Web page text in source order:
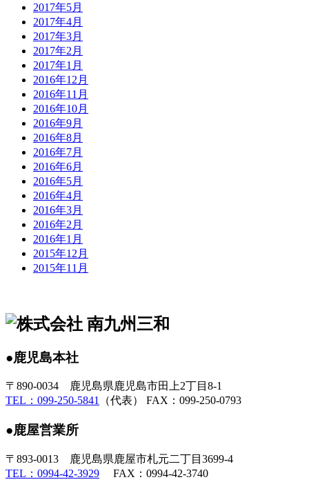
2017年5月
2017年4月
2017年3月
2017年2月
2017年1月
2016年12月
2016年11月
2016年10月
2016年9月
2016年8月
2016年7月
2016年6月
2016年5月
2016年4月
2016年3月
2016年2月
2016年1月
2015年12月
2015年11月
●鹿児島本社
〒890-0034 鹿児島県鹿児島市田上2丁目8-1
TEL：099-250-5841
（代表） FAX：099-250-0793
●鹿屋営業所
〒893-0013 鹿児島県鹿屋市札元二丁目3699-4
TEL：0994-42-3929 FAX：0994-42-3740